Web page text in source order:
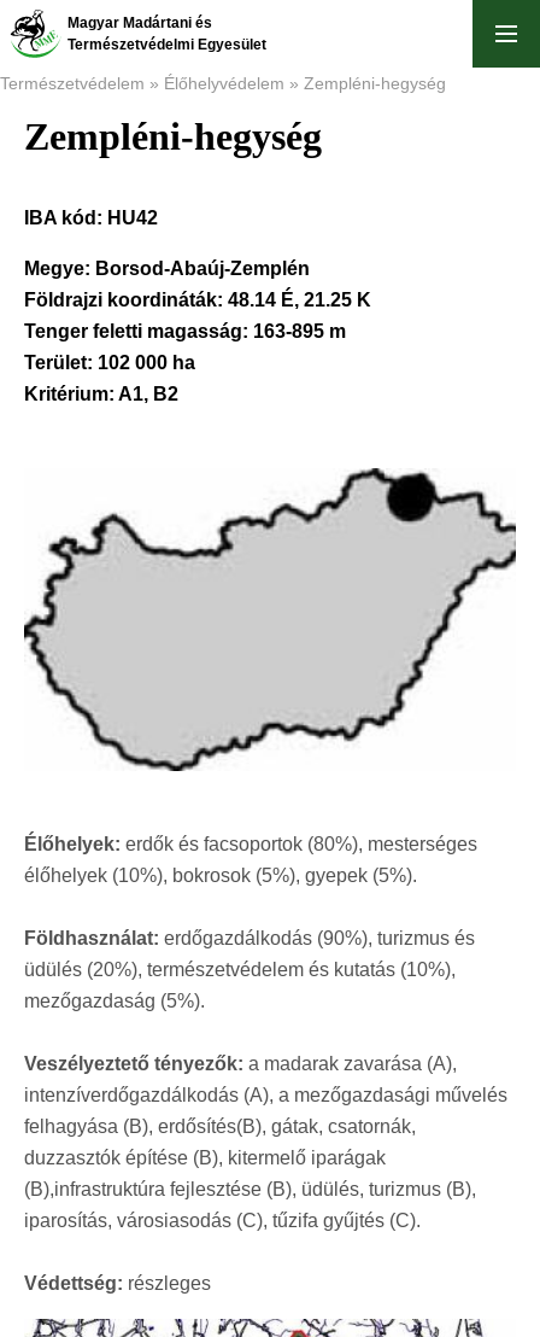
Ugrás
tartalomra
Magyar Madártani és
Természetvédelmi Egyesület
Morzsa
Természetvédelem Élőhelyvédelem Zempléni-hegység
Zempléni-hegység
IBA kód: HU42
Megye: Borsod-Abaúj-Zemplén
Földrajzi koordináták: 48.14 É, 21.25 K
Tenger feletti magasság: 163-895 m
Terület: 102 000 ha
Kritérium: A1, B2
Élőhelyek: erdők és facsoportok (80%), mesterséges
élőhelyek (10%), bokrosok (5%), gyepek (5%).
Földhasználat: erdőgazdálkodás (90%), turizmus és
üdülés (20%), természetvédelem és kutatás (10%),
mezőgazdaság (5%).
Veszélyeztető tényezők: a madarak zavarása (A),
intenzíverdőgazdálkodás (A), a mezőgazdasági művelés
felhagyása (B), erdősítés(B), gátak, csatornák,
duzzasztók építése (B), kitermelő iparágak
(B),infrastruktúra fejlesztése (B), üdülés, turizmus (B),
iparosítás, városiasodás (C), tűzifa gyűjtés (C).
Védettség: részleges